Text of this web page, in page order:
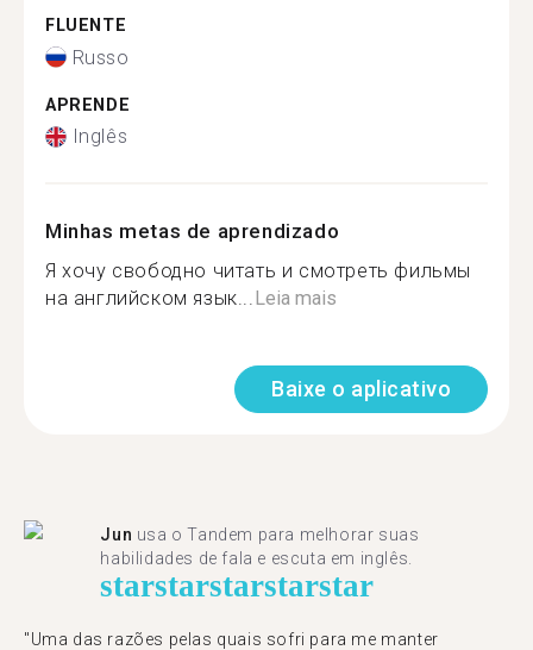
FLUENTE
Russo
APRENDE
Inglês
Minhas metas de aprendizado
Я хочу свободно читать и смотреть фильмы
на английском язык...Leia mais
Baixe o aplicativo
Jun usa o Tandem para melhorar suas
habilidades de fala e escuta em inglês.
starstarstarstarstar
"Uma das razões pelas quais sofri para me manter